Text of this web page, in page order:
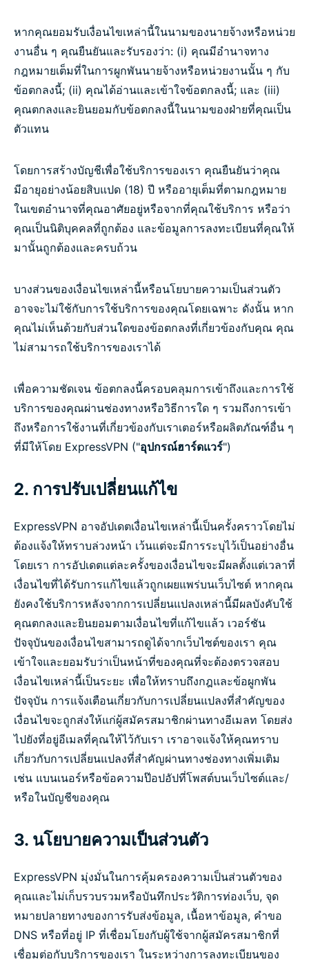
หากคุณยอมรับเงื่อนไขเหล่านี้ในนามของนายจ้างหรือหน่วย
งานอื่น ๆ คุณยืนยันและรับรองว่า: (i) คุณมีอำนาจทาง
กฎหมายเต็มที่ในการผูกพันนายจ้างหรือหน่วยงานนั้น ๆ กับ
ข้อตกลงนี้; (ii) คุณได้อ่านและเข้าใจข้อตกลงนี้; และ (iii)
คุณตกลงและยินยอมกับข้อตกลงนี้ในนามของฝ่ายที่คุณเป็น
ตัวแทน
โดยการสร้างบัญชีเพื่อใช้บริการของเรา คุณยืนยันว่าคุณ
มีอายุอย่างน้อยสิบแปด (18) ปี หรืออายุเต็มที่ตามกฎหมาย
ในเขตอำนาจที่คุณอาศัยอยู่หรือจากที่คุณใช้บริการ หรือว่า
คุณเป็นนิติบุคคลที่ถูกต้อง และข้อมูลการลงทะเบียนที่คุณให้
มานั้นถูกต้องและครบถ้วน
บางส่วนของเงื่อนไขเหล่านี้หรือนโยบายความเป็นส่วนตัว
อาจจะไม่ใช้กับการใช้บริการของคุณโดยเฉพาะ ดังนั้น หาก
คุณไม่เห็นด้วยกับส่วนใดของข้อตกลงที่เกี่ยวข้องกับคุณ คุณ
ไม่สามารถใช้บริการของเราได้
เพื่อความชัดเจน ข้อตกลงนี้ครอบคลุมการเข้าถึงและการใช้
บริการของคุณผ่านช่องทางหรือวิธีการใด ๆ รวมถึงการเข้า
ถึงหรือการใช้งานที่เกี่ยวข้องกับเราเตอร์หรือผลิตภัณฑ์อื่น ๆ
ที่มีให้โดย ExpressVPN ("อุปกรณ์ฮาร์ดแวร์")
2. การปรับเปลี่ยนแก้ไข
ExpressVPN อาจอัปเดตเงื่อนไขเหล่านี้เป็นครั้งคราวโดยไม่
ต้องแจ้งให้ทราบล่วงหน้า เว้นแต่จะมีการระบุไว้เป็นอย่างอื่น
โดยเรา การอัปเดตแต่ละครั้งของเงื่อนไขจะมีผลตั้งแต่เวลาที่
เงื่อนไขที่ได้รับการแก้ไขแล้วถูกเผยแพร่บนเว็บไซต์ หากคุณ
ยังคงใช้บริการหลังจากการเปลี่ยนแปลงเหล่านี้มีผลบังคับใช้
คุณตกลงและยินยอมตามเงื่อนไขที่แก้ไขแล้ว เวอร์ชัน
ปัจจุบันของเงื่อนไขสามารถดูได้จากเว็บไซต์ของเรา คุณ
เข้าใจและยอมรับว่าเป็นหน้าที่ของคุณที่จะต้องตรวจสอบ
เงื่อนไขเหล่านี้เป็นระยะ เพื่อให้ทราบถึงกฎและข้อผูกพัน
ปัจจุบัน การแจ้งเตือนเกี่ยวกับการเปลี่ยนแปลงที่สำคัญของ
เงื่อนไขจะถูกส่งให้แก่ผู้สมัครสมาชิกผ่านทางอีเมลท โดยส่ง
ไปยังที่อยู่อีเมลที่คุณให้ไว้กับเรา เราอาจแจ้งให้คุณทราบ
เกี่ยวกับการเปลี่ยนแปลงที่สำคัญผ่านทางช่องทางเพิ่มเติม
เช่น แบนเนอร์หรือข้อความป๊อปอัปที่โพสต์บนเว็บไซต์และ/
หรือในบัญชีของคุณ
3. นโยบายความเป็นส่วนตัว
ExpressVPN มุ่งมั่นในการคุ้มครองความเป็นส่วนตัวของ
คุณและไม่เก็บรวบรวมหรือบันทึกประวัติการท่องเว็บ, จุด
หมายปลายทางของการรับส่งข้อมูล, เนื้อหาข้อมูล, คำขอ
DNS หรือที่อยู่ IP ที่เชื่อมโยงกับผู้ใช้จากผู้สมัครสมาชิกที่
เชื่อมต่อกับบริการของเรา ในระหว่างการลงทะเบียนของ